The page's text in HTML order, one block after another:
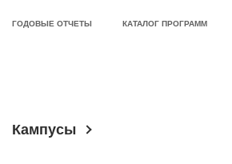
ГОДОВЫЕ ОТЧЕТЫ КАТАЛОГ ПРОГРАММ
Кампусы